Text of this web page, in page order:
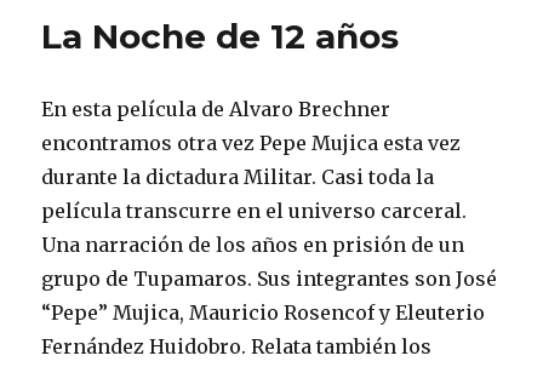
La Noche de 12 años
En esta película de Alvaro Brechner
encontramos otra vez Pepe Mujica esta vez
durante la dictadura Militar. Casi toda la
película transcurre en el universo carceral.
Una narración de los años en prisión de un
grupo de Tupamaros. Sus integrantes son José
“Pepe” Mujica, Mauricio Rosencof y Eleuterio
Fernández Huidobro. Relata también los